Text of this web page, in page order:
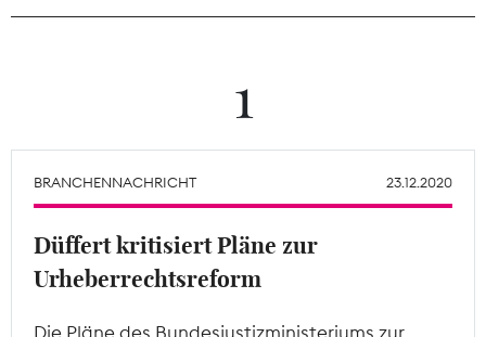
Theodor-Wolff-Preis
Mitgliederbereich
1
BRANCHENNACHRICHT 23.12.2020
Düffert kritisiert Pläne zur
Urheberrechtsreform